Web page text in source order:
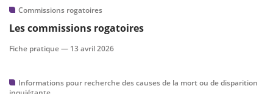
Commissions rogatoires
Les commissions rogatoires
Fiche pratique — 13 avril 2026
Informations pour recherche des causes de la mort ou de disparition